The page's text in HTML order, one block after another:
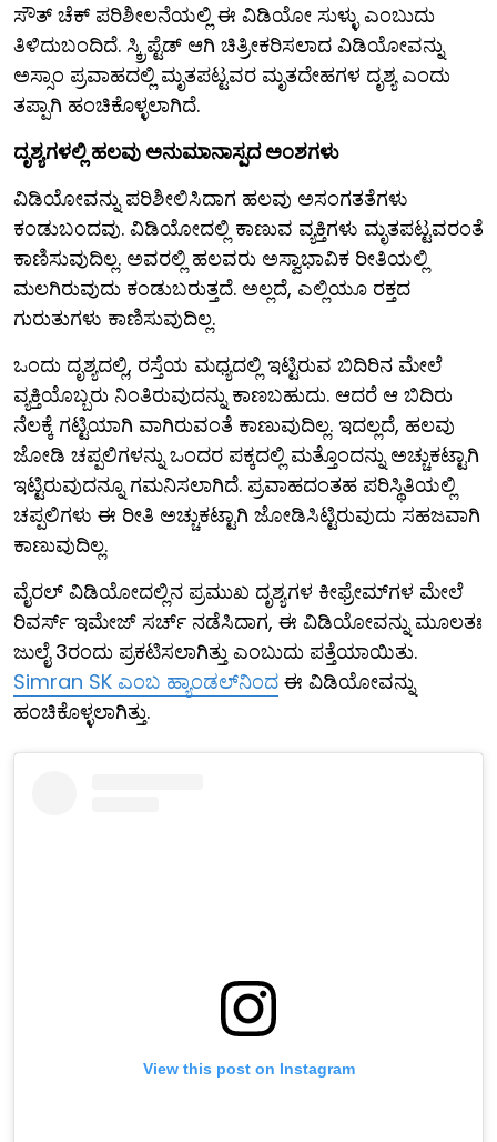
ಸೌತ್ ಚೆಕ್ ಪರಿಶೀಲನೆಯಲ್ಲಿ ಈ ವಿಡಿಯೋ ಸುಳ್ಳು ಎಂಬುದು
ತಿಳಿದುಬಂದಿದೆ. ಸ್ಕ್ರಿಪ್ಟೆಡ್ ಆಗಿ ಚಿತ್ರೀಕರಿಸಲಾದ ವಿಡಿಯೋವನ್ನು
ಅಸ್ಸಾಂ ಪ್ರವಾಹದಲ್ಲಿ ಮೃತಪಟ್ಟವರ ಮೃತದೇಹಗಳ ದೃಶ್ಯ ಎಂದು
ತಪ್ಪಾಗಿ ಹಂಚಿಕೊಳ್ಳಲಾಗಿದೆ.
ದೃಶ್ಯಗಳಲ್ಲಿ ಹಲವು ಅನುಮಾನಾಸ್ಪದ ಅಂಶಗಳು
ವಿಡಿಯೋವನ್ನು ಪರಿಶೀಲಿಸಿದಾಗ ಹಲವು ಅಸಂಗತತೆಗಳು
ಕಂಡುಬಂದವು. ವಿಡಿಯೋದಲ್ಲಿ ಕಾಣುವ ವ್ಯಕ್ತಿಗಳು ಮೃತಪಟ್ಟವರಂತೆ
ಕಾಣಿಸುವುದಿಲ್ಲ. ಅವರಲ್ಲಿ ಹಲವರು ಅಸ್ವಾಭಾವಿಕ ರೀತಿಯಲ್ಲಿ
ಮಲಗಿರುವುದು ಕಂಡುಬರುತ್ತದೆ. ಅಲ್ಲದೆ, ಎಲ್ಲಿಯೂ ರಕ್ತದ
ಗುರುತುಗಳು ಕಾಣಿಸುವುದಿಲ್ಲ.
ಒಂದು ದೃಶ್ಯದಲ್ಲಿ, ರಸ್ತೆಯ ಮಧ್ಯದಲ್ಲಿ ಇಟ್ಟಿರುವ ಬಿದಿರಿನ ಮೇಲೆ
ವ್ಯಕ್ತಿಯೊಬ್ಬರು ನಿಂತಿರುವುದನ್ನು ಕಾಣಬಹುದು. ಆದರೆ ಆ ಬಿದಿರು
ನೆಲಕ್ಕೆ ಗಟ್ಟಿಯಾಗಿ ವಾಗಿರುವಂತೆ ಕಾಣುವುದಿಲ್ಲ. ಇದಲ್ಲದೆ, ಹಲವು
ಜೋಡಿ ಚಪ್ಪಲಿಗಳನ್ನು ಒಂದರ ಪಕ್ಕದಲ್ಲಿ ಮತ್ತೊಂದನ್ನು ಅಚ್ಚುಕಟ್ಟಾಗಿ
ಇಟ್ಟಿರುವುದನ್ನೂ ಗಮನಿಸಲಾಗಿದೆ. ಪ್ರವಾಹದಂತಹ ಪರಿಸ್ಥಿತಿಯಲ್ಲಿ
ಚಪ್ಪಲಿಗಳು ಈ ರೀತಿ ಅಚ್ಚುಕಟ್ಟಾಗಿ ಜೋಡಿಸಿಟ್ಟಿರುವುದು ಸಹಜವಾಗಿ
ಕಾಣುವುದಿಲ್ಲ.
ವೈರಲ್ ವಿಡಿಯೋದಲ್ಲಿನ ಪ್ರಮುಖ ದೃಶ್ಯಗಳ ಕೀಫ್ರೇಮ್‌ಗಳ ಮೇಲೆ
ರಿವರ್ಸ್ ಇಮೇಜ್ ಸರ್ಚ್ ನಡೆಸಿದಾಗ, ಈ ವಿಡಿಯೋವನ್ನು ಮೂಲತಃ
ಜುಲೈ 3ರಂದು ಪ್ರಕಟಿಸಲಾಗಿತ್ತು ಎಂಬುದು ಪತ್ತೆಯಾಯಿತು.
Simran SK ಎಂಬ ಹ್ಯಾಂಡಲ್‌ನಿಂದ ಈ ವಿಡಿಯೋವನ್ನು
ಹಂಚಿಕೊಳ್ಳಲಾಗಿತ್ತು.
View this post on Instagram